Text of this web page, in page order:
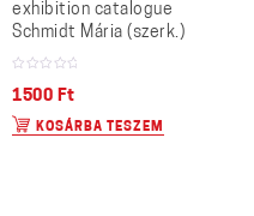
exhibition catalogue
Schmidt Mária (szerk.)
1500 Ft
KOSÁRBA TESZEM